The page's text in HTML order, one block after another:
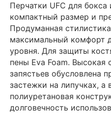
Перчатки UFC для
компактный размер и
Продуманная
максимальный комфорт
уровня. Для защиты
пены Eva Foam. Высокая
запястьев обусловлена
застежки на липучках, а
полиуретановая
долговечность